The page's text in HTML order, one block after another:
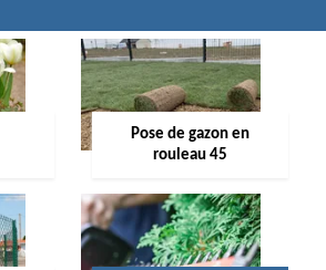
Pose de gazon en
rouleau 45